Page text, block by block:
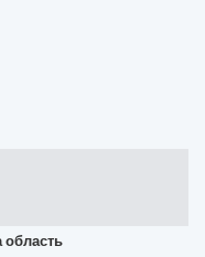
область